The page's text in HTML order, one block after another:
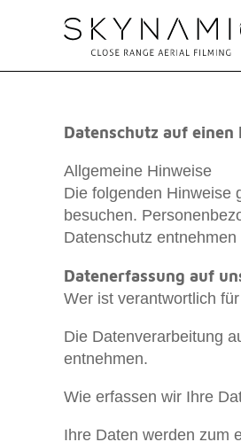
Datenschutz auf einen
Allgemeine Hinweise
Die folgenden Hinweise
besuchen.
Datenschutz
Datenerfassung auf
Wer ist verantwortlich
Die Datenverarbeitung
entnehmen.
Wie erfassen wir Ihre
Ihre Daten werden zum